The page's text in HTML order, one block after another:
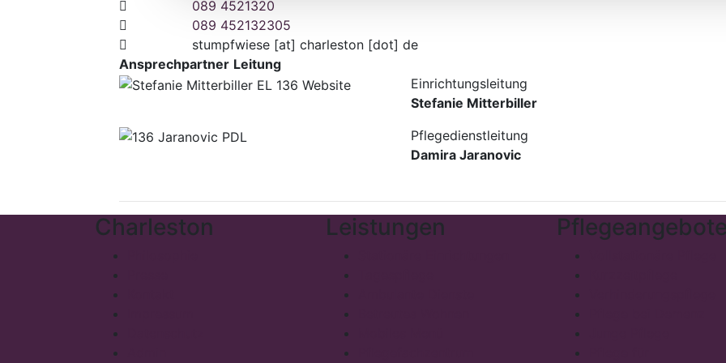
089 4521320
089 452132305
stumpfwiese [at] charleston [dot] de
Ansprechpartner Leitung
Einrichtungsleitung
Stefanie Mitterbiller
Pflegedienstleitung
Damira Jaranovic
Charleston Leistungen Pflegeangebote